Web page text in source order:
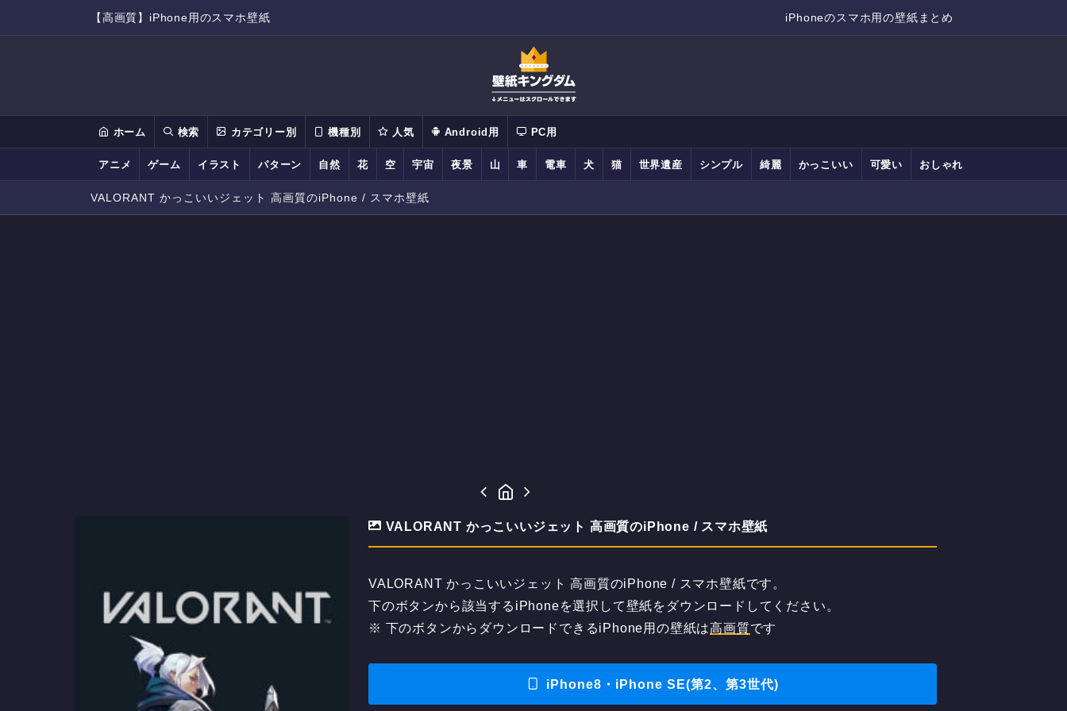
【高画質】iPhone用のスマホ壁紙 iPhoneのスマホ用の壁紙まとめ
ホーム 検索 カテゴリー別 機種別 人気 Android用 PC用
アニメ ゲーム イラスト パターン 自然 花 空 宇宙 夜景 山 車 電車 犬 猫 世界遺産 シンプル 綺麗 かっこいい 可愛い おしゃれ
VALORANT かっこいいジェット 高画質のiPhone / スマホ壁紙
VALORANT かっこいいジェット 高画質のiPhone / スマホ壁紙
VALORANT かっこいいジェット 高画質のiPhone / スマホ壁紙です。
下のボタンから該当するiPhoneを選択して壁紙をダウンロードしてください。
※ 下のボタンからダウンロードできるiPhone用の壁紙は高画質です
iPhone8・iPhone SE(第2、第3世代)